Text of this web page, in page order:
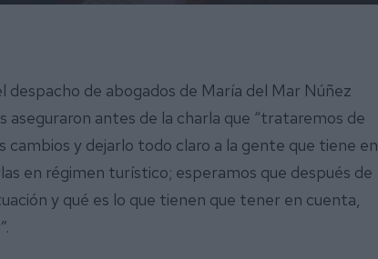
despacho de abogados de María del Mar Núñez
aseguraron antes de la charla que “trataremos de
cambios y dejarlo todo claro a la gente que tiene en
en régimen turístico; esperamos que después de
y qué es lo que tienen que tener en cuenta,